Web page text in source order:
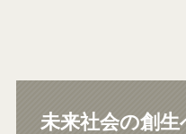
未来社会の創生